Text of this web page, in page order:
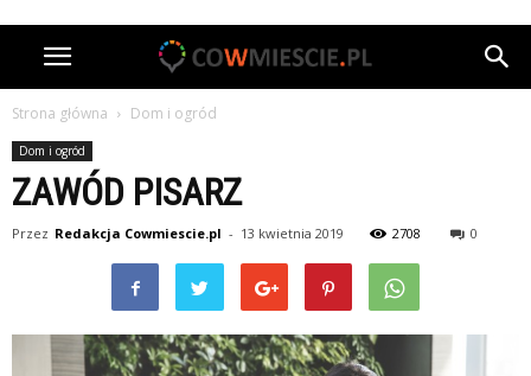
Strona główna Dom i ogród
Dom i ogród
ZAWÓD PISARZ
Przez Redakcja Cowmiescie.pl - 13 kwietnia 2019 2708 0